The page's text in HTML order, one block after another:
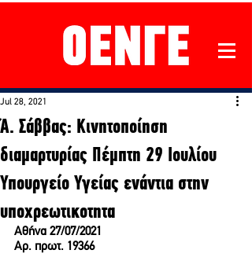
Ά. Σάββας: Κινητοποίηση
διαμαρτυρίας Πέμπτη 29 Ιουλίου
Υπουργείο Υγείας ενάντια στην
υποχρεωτικοτητα
Jul 28, 2021
Αθήνα 27/07/2021
Αρ. πρωτ. 19366